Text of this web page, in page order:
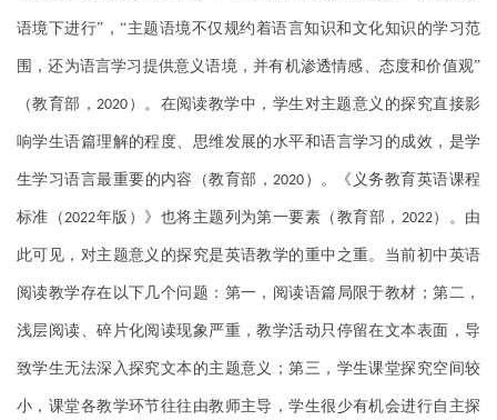
语境下进行”，“主题语境不仅规约着语言知识和文化知识的学习范
围，还为语言学习提供意义语境，并有机渗透情感、态度和价值观”
（教育部， 2020 ）。在阅读教学中，学生对主题意义的探究直接影
响学生语篇理解的程度、思维发展的水平和语言学习的成效，是学
生学习语言最重要的内容（教育部， 2020 ）。《义务教育英语课程
标准（2022年版）》也将主题列为第一要素（教育部， 2022）。由
此可见，对主题意义的探究是英语教学的重中之重。当前初中英语
阅读教学存在以下几个问题：第一，阅读语篇局限于教材；第二，
浅层阅读、碎片化阅读现象严重，教学活动只停留在文本表面，导
致学生无法深入探究文本的主题意义；第三，学生课堂探究空间较
小，课堂各教学环节往往由教师主导，学生很少有机会进行自主探